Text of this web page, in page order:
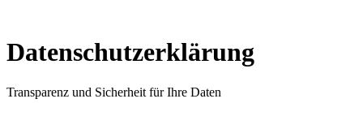
Datenschutzerklärung
Transparenz und Sicherheit für Ihre Daten